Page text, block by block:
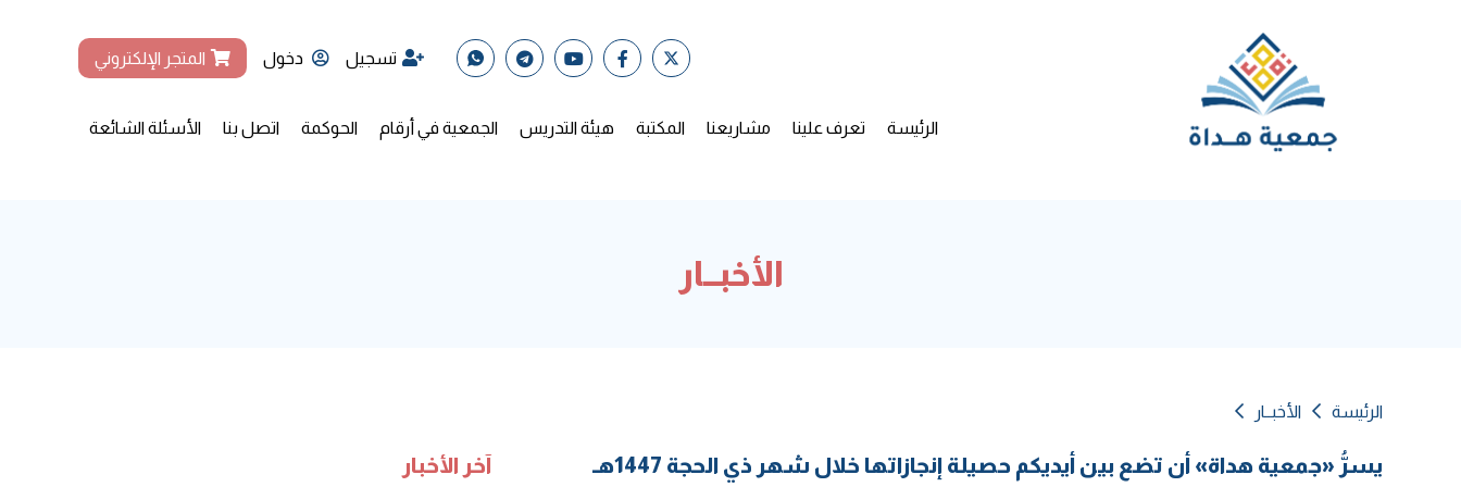
تسجيل دخول المتجر الإلكتروني
الرئيسة تعرف علينا مشاريعنا المكتبة هيئة التدريس الجمعية في أرقام الحوكمة اتصل بنا الأسئلة الشائعة
الأخبــار
الرئيسة الأخبــار
يسرُّ «جمعية هداة» أن تضع بين أيديكم حصيلة إنجازاتها خلال شهر ذي الحجة 1447هـ آخر الأخبار